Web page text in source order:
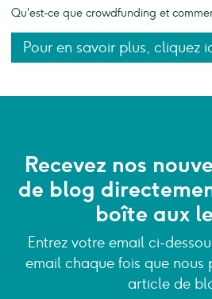
Qu'est-ce que crowdfunding et
Pour en savoir plus, cliquez
Recevez nos
de blog
boîte aux
Entrez votre email ci-
email chaque fois que nous
article de